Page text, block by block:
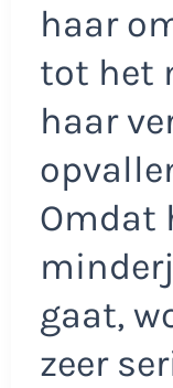
haar
tot het
haar
Omdat
gaat,
zeer